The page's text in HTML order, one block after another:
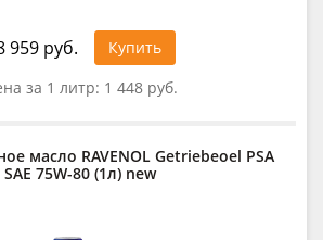
959 руб.
Купить
за 1 литр: 1 448 руб.
масло RAVENOL Getriebeoel PSA
SAE 75W-80 (1л) new